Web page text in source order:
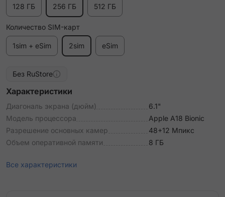
128 ГБ 256 ГБ 512 ГБ
Количество SIM-карт
1sim + eSim 2sim eSim
Без RuStore
Характеристики
Диагональ экрана (дюйм)
6.1"
Модель процессора
Apple A18 Bionic
Разрешение основных камер
48+12 Мпикс
Объем оперативной памяти
8 ГБ
Все характеристики